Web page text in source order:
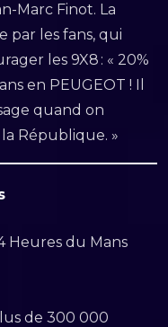
Marc Finot. La
par les fans, qui
les 9X8 : « 20%
en PEUGEOT ! Il
quand on
République. »
Heures du Mans
de 300 000